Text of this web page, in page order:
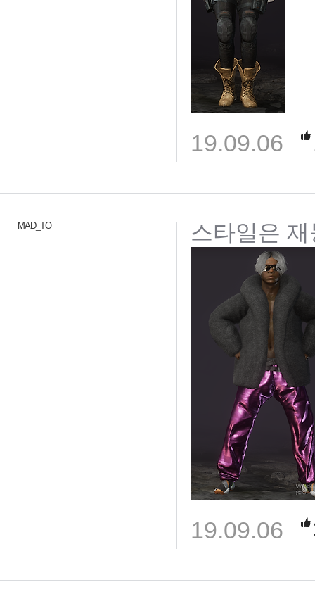
19.09.06
MAD_TO 스타일은 재
19.09.06